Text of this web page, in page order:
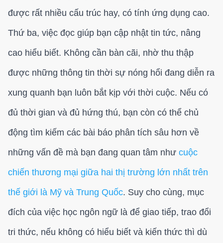
được rất nhiều cấu trúc hay, có tính ứng dụng cao.
Thứ ba, việc đọc giúp bạn cập nhật tin tức, nâng
cao hiểu biết. Không cần bàn cãi, nhờ thu thập
được những thông tin thời sự nóng hổi đang diễn ra
xung quanh bạn luôn bắt kịp với thời cuộc. Nếu có
đủ thời gian và đủ hứng thú, bạn còn có thể chủ
động tìm kiếm các bài báo phân tích sâu hơn về
những vấn đề mà bạn đang quan tâm như cuộc
chiến thương mại giữa hai thị trường lớn nhất trên
thế giới là Mỹ và Trung Quốc. Suy cho cùng, mục
đích của việc học ngôn ngữ là để giao tiếp, trao đổi
tri thức, nếu không có hiểu biết và kiến thức thì dù